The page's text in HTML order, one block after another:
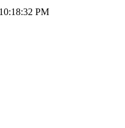
PM